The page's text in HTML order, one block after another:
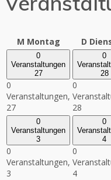
M Montag D
0
Veranstaltungen
27
0
Veranstaltungen,
27
0
28
0
28
0
Veranstaltungen
3
0
Veranstaltungen,
3
0
4
0
4